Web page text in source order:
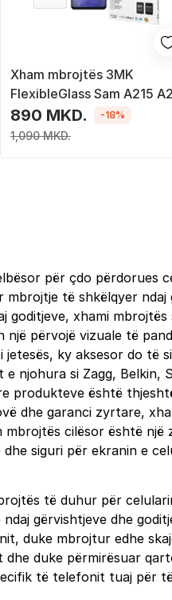
Xham mbrojtës 3MK
FlexibleGlass Sam A215
890 MKD.
1,090 MKD.
-18%
për çdo përdorues
të shkëlqyer
xhami
përvojë vizuale të
jetesës, ky aksesor do të
njohura si Zagg,
produkteve është
dhe garanci zyrtare,
cilësor është
siguri për ekranin e
të duhur për
gërvishtjeve dhe
duke mbrojtur edhe
duke përmirësuar
të telefonit tuaj për